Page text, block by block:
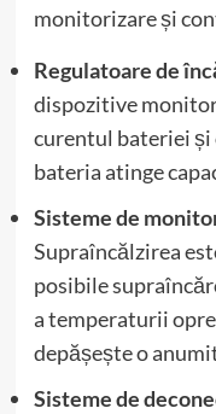
monitorizare și
Regulatoare de
dispozitive
curentul bateriei și
bateria atinge
Sisteme de
Supraîncălzirea
posibile
a temperaturii
depășește o
Sisteme de